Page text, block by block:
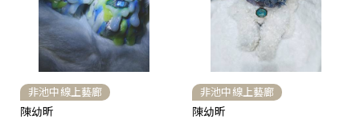
非池中線上藝廊
陳幼昕
非池中線上藝廊
陳幼昕